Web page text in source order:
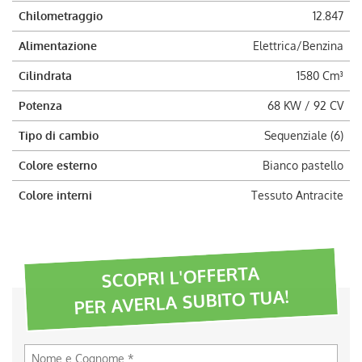
Chilometraggio 12.847
Alimentazione Elettrica/Benzina
Cilindrata 1580 Cm³
Potenza 68 KW / 92 CV
Tipo di cambio Sequenziale (6)
Colore esterno Bianco pastello
Colore interni Tessuto Antracite
SCOPRI L'OFFERTA
PER AVERLA SUBITO TUA!